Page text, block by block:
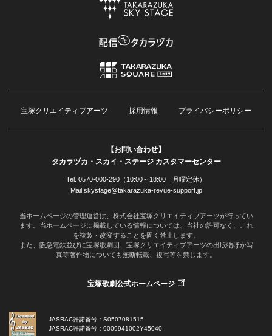
宝塚クリエイティブアーツ 採用情報 プライバシーポリシー
【お問い合わせ】
タカラヅカ・スカイ・ステージ カスタマーセンター
Tel. 0570-000-290（10:00～18:00 月曜定休）
Mail skystage@takarazuka-revue-support.jp
当ホームページの管理運営は、株式会社宝塚クリエイティブアーツが行ってい
ます。当ホームページに掲載している情報については、当社の許可なく、これ
を複製・改変することを固く禁止します。
また、阪急電鉄並びに宝塚歌劇団、宝塚クリエイティブアーツの出版物ほか写
真等著作物についても無断転載、複写等を禁じます。
宝塚歌劇公式ホームページ
JASRAC許諾番号：S0507081515
JASRAC許諾番号：9009941002Y45040